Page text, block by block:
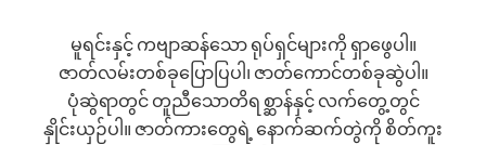
မူရင်းနှင့် ကဗျာဆန်သော ရုပ်ရှင်များကို ရှာဖွေပါ။
ဇာတ်လမ်းတစ်ခုပြောပြပါ၊ ဇာတ်ကောင်တစ်ခုဆွဲပါ။
ပုံဆွဲရာတွင် တူညီသောတိရစ္ဆာန်နှင့် လက်တွေ့တွင်
နှိုင်းယှဉ်ပါ။ ဇာတ်ကားတွေရဲ့ နောက်ဆက်တွဲကို စိတ်ကူး